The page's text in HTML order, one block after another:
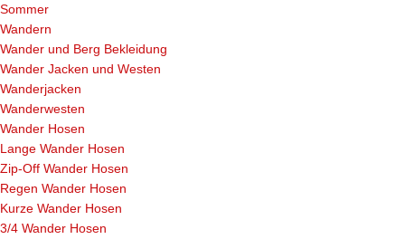
Sommer
Wandern
Wander und Berg Bekleidung
Wander Jacken und Westen
Wanderjacken
Wanderwesten
Wander Hosen
Lange Wander Hosen
Zip-Off Wander Hosen
Regen Wander Hosen
Kurze Wander Hosen
3/4 Wander Hosen